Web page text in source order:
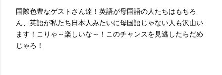
国際色豊なゲストさん達！英語が母国語の人たちはもちろ
ん、英語が私たち日本人みたいに母国語じゃない人も沢山い
ます！こりゃ～楽しいな～！このチャンスを見逃したらだめ
じゃろ！